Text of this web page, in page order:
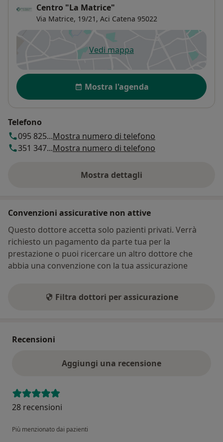
Centro "La Matrice"
Via Matrice, 19/21, Aci Catena 95022
Vedi mappasi apre in una nuova scheda
Disponibilità
Mostra l'agenda
Telefono
095 825...Mostra numero di telefono
351 347...Mostra numero di telefono
Mostra dettagli
sull'indirizzo
Convenzioni assicurative non attive
Questo dottore accetta solo pazienti privati. Verrà
richiesto un pagamento da parte tua per la
prestazione o puoi ricercare un altro dottore che
abbia una convenzione con la tua assicurazione
Filtra dottori per assicurazione
Recensioni
Aggiungi una recensione
28 recensioni
Più menzionato dai pazienti